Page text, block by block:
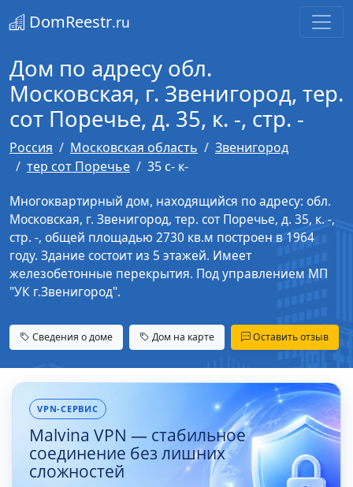
DomReestr.ru
Дом по адресу обл.
Московская, г. Звенигород, тер.
сот Поречье, д. 35, к. -, стр. -
Россия Московская область
Звенигород
тер сот Поречье
35 с- к-
Многоквартирный дом, находящийся по адресу: обл.
Московская, г. Звенигород, тер. сот Поречье, д. 35, к. -,
стр. -, общей площадью 2730 кв.м построен в 1964
году. Здание состоит из 5 этажей. Имеет
железобетонные перекрытия. Под управлением МП
"УК г.Звенигород".
Сведения о доме Дом на карте Оставить отзыв
VPN-СЕРВИС
Malvina VPN — стабильное
соединение без лишних
сложностей